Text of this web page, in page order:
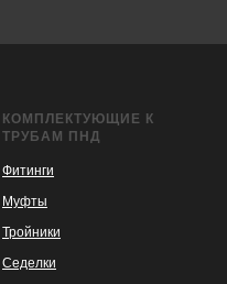
КОМПЛЕКТУЮЩИЕ К
ТРУБАМ ПНД
Фитинги
Муфты
Тройники
Седелки